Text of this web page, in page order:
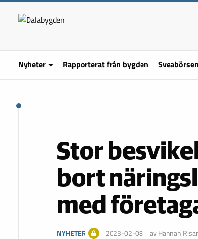
Nyheter Rapporterat från bygden Sveabörsen
Stor
bort
med
NYHETER 2023-02-08 av Hannah